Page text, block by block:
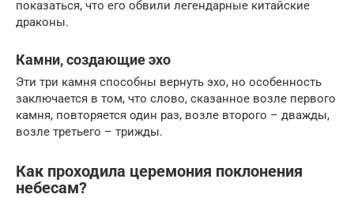
показаться, что его обвили легендарные китайские
драконы.
Камни, создающие эхо
Эти три камня способны вернуть эхо, но особенность
заключается в том, что слово, сказанное возле первого
камня, повторяется один раз, возле второго – дважды,
возле третьего – трижды.
Как проходила церемония поклонения
небесам?